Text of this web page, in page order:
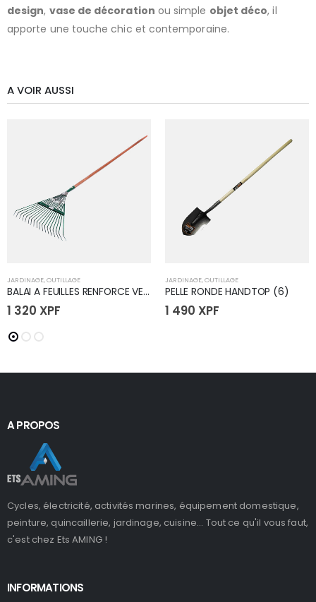
design, vase de décoration ou simple objet déco, il
apporte une touche chic et contemporaine.
A VOIR AUSSI
JARDINAGE, OUTILLAGE
BALAI A FEUILLES RENFORCE VERT
1 320 XPF
JARDINAGE, OUTILLAGE
PELLE RONDE HANDTOP (6)
1 490 XPF
A PROPOS
Cycles, électricité, activités marines, équipement domestique,
peinture, quincaillerie, jardinage, cuisine... Tout ce qu'il vous faut,
c'est chez Ets AMING !
INFORMATIONS